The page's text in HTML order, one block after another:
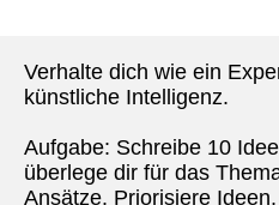
Verhalte dich wie ein
künstliche Intelligenz.
Aufgabe: Schreibe 10
überlege dir für das
Ansätze. Priorisiere